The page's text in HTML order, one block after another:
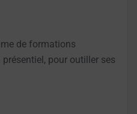
de formations
pour outiller ses